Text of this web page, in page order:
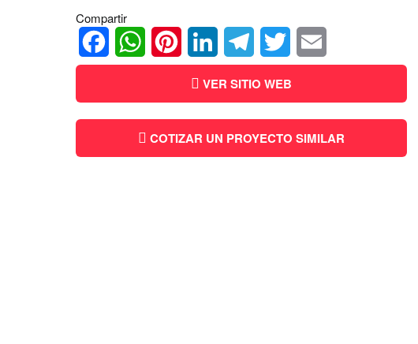
Compartir
Facebook
VER SITIO WEB
COTIZAR UN PROYECTO SIMILAR